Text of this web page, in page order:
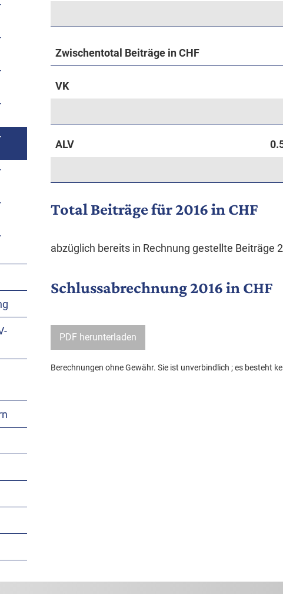
Zwischentotal Beiträge in CHF
VK
ALV
Total Beiträge für 2016 in CHF
abzüglich bereits in Rechnung gestellte Beiträge
Schlussabrechnung 2016 in CHF
PDF herunterladen
Berechnungen ohne Gewähr. Sie ist unverbindlich ; es besteht